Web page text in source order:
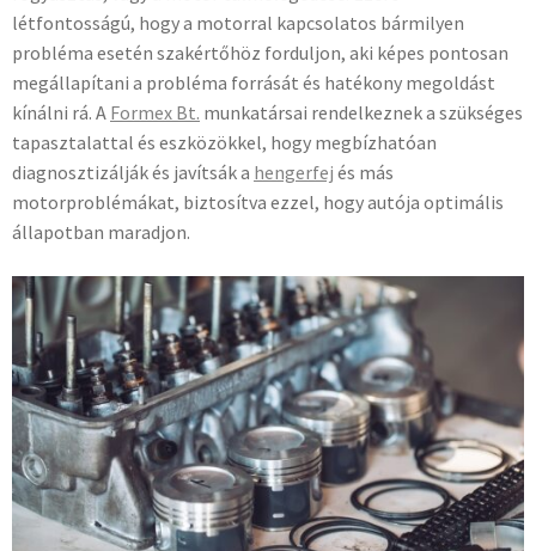
létfontosságú, hogy a motorral kapcsolatos bármilyen
probléma esetén szakértőhöz forduljon, aki képes pontosan
megállapítani a probléma forrását és hatékony megoldást
kínálni rá. A Formex Bt. munkatársai rendelkeznek a szükséges
tapasztalattal és eszközökkel, hogy megbízhatóan
diagnosztizálják és javítsák a hengerfej és más
motorproblémákat, biztosítva ezzel, hogy autója optimális
állapotban maradjon.